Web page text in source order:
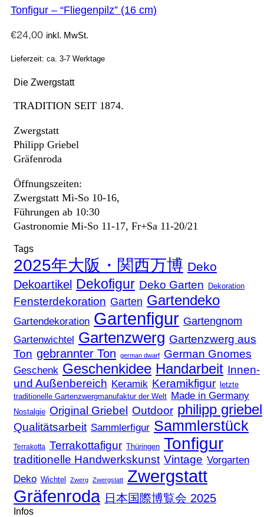
Tonfigur – “Fliegenpilz” (16 cm)
€24,00 inkl. MwSt.
Lieferzeit: ca. 3-7 Werktage
Die Zwergstatt
TRADITION SEIT 1874.
Zwergstatt
Philipp Griebel
Gräfenroda
Öffnungszeiten:
Zwergstatt Mi-So 10-16,
Führungen ab 10:30
Gastronomie Mi-So 11-17, Fr+Sa 11-20/21
Tags
2025年大阪・関西万博 Deko
Dekoartikel Dekofigur Deko Garten Dekoration
Fensterdekoration Garten Gartendeko
Gartendekoration Gartenfigur Gartengnom
Gartenwichtel Gartenzwerg Gartenzwerg aus
Ton gebrannter Ton german dwarf German Gnomes
Geschenk Geschenkidee Handarbeit Innen-
und Außenbereich Keramik Keramikfigur
letzte
traditionelle Gartenzwergmanufaktur der Welt Made in Germany
Nostalgie Original Griebel Outdoor philipp griebel
Qualitätsarbeit Sammlerfigur Sammlerstück
Terrakotta Terrakottafigur Thüringen Tonfigur
traditionelle Handwerkskunst Vintage Vorgarten
Deko Wichtel Zwerg Zwergstatt
Zwergstatt
Gräfenroda 日本国際博覧会 2025
Infos